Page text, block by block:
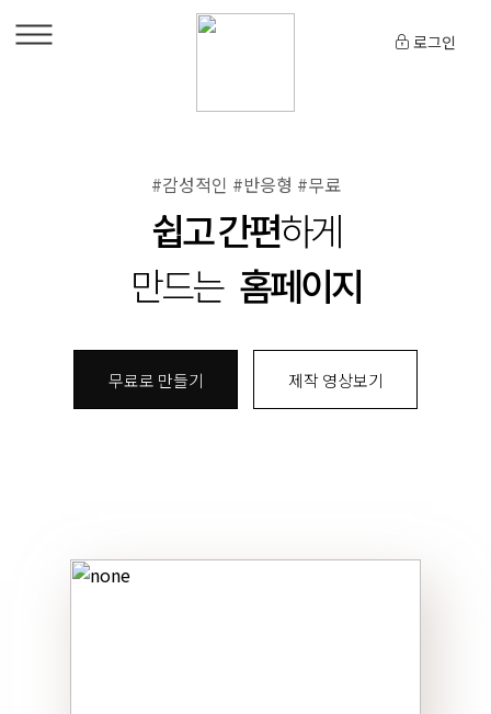
로그인
#감성적인 #반응형 #무료
쉽고 간편하게
만드는 홈페이지
무료로 만들기 제작 영상보기